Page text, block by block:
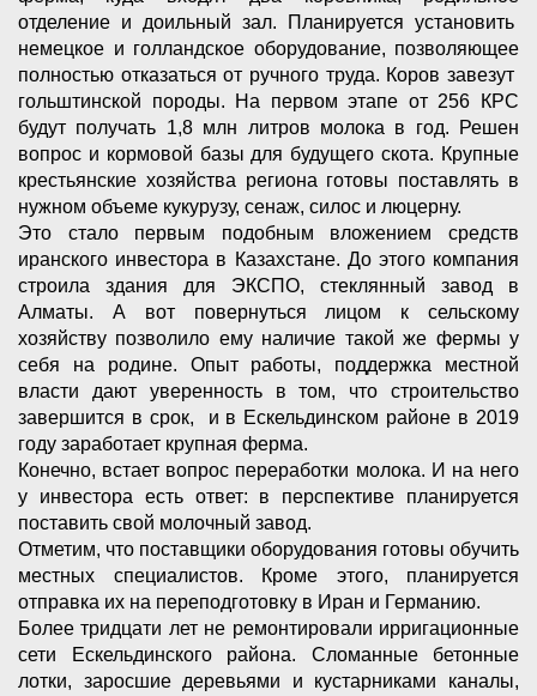
отделение и доильный зал. Планируется установить
немецкое и голландское оборудование, позволяющее
полностью отказаться от ручного труда. Коров завезут
гольштинской породы. На первом этапе от 256 КРС
будут получать 1,8 млн литров молока в год. Решен
вопрос и кормовой базы для будущего скота. Крупные
крестьянские хозяйства региона готовы поставлять в
нужном объеме кукурузу, сенаж, силос и люцерну.
Это стало первым подобным вложением средств
иранского инвестора в Казахстане. До этого компания
строила здания для ЭКСПО, стеклянный завод в
Алматы. А вот повернуться лицом к сельскому
хозяйству позволило ему наличие такой же фермы у
себя на родине. Опыт работы, поддержка местной
власти дают уверенность в том, что строительство
завершится в срок, и в Ескельдинском районе в 2019
году заработает крупная ферма.
Конечно, встает вопрос переработки молока. И на него
у инвестора есть ответ: в перспективе планируется
поставить свой молочный завод.
Отметим, что поставщики оборудования готовы обучить
местных специалистов. Кроме этого, планируется
отправка их на переподготовку в Иран и Германию.
Более тридцати лет не ремонтировали ирригационные
сети Ескельдинского района. Сломанные бетонные
лотки, заросшие деревьями и кустарниками каналы,